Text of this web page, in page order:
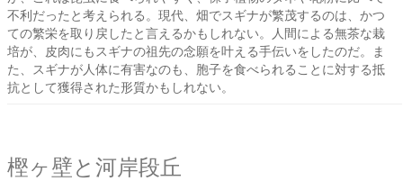
不利だったと考えられる。現代、畑でスギナが繁茂するのは、かつ
ての繁栄を取り戻したと言えるかもしれない。人間による無茶な栽
培が、皮肉にもスギナの祖先の念願を叶える手伝いをしたのだ。ま
た、スギナが人体に有害なのも、胞子を食べられることに対する抵
抗として獲得された形質かもしれない。
樫ヶ壁と河岸段丘